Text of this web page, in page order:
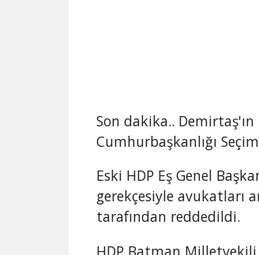
Son dakika..
Cumhurbaşkanlığı
Eski HDP Eş Genel
gerekçesiyle avukatları
tarafından reddedildi.
HDP Batman Milletvekili